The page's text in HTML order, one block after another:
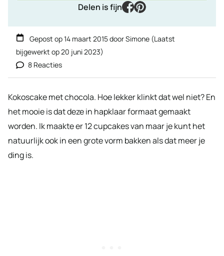
Delen is fijn
facebook
pinterest
Gepost op14 maart 2015doorSimone (Laatst
bijgewerkt op20 juni 2023)
8 Reacties
Kokoscake met chocola. Hoe lekker klinkt dat wel niet? En
het mooie is dat deze in hapklaar formaat gemaakt
worden. Ik maakte er 12 cupcakes van maar je kunt het
natuurlijk ook in een grote vorm bakken als dat meer je
ding is.